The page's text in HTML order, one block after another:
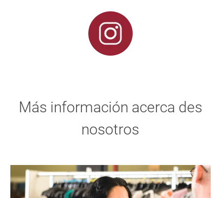
Más información acerca des
nosotros